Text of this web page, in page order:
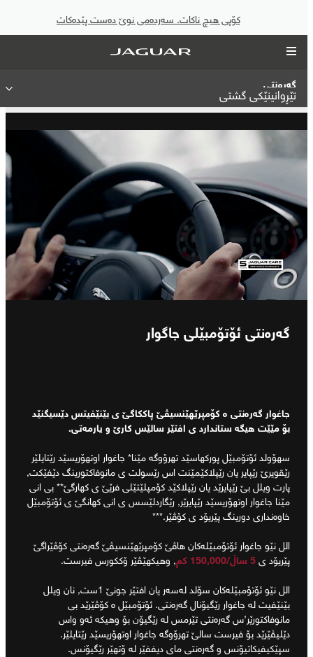
کۆپی هیچ ناکات. سەردەمی نوێ دەست پێدەکات
گەرەنتی
تێڕوانینێکی گشتی
گەرەنتی ئۆتۆمبێلی جاگوار
جاغوار گەرەنتی ە کۆمپرێهێنسیڤێ پاککاگێ ی بێنێفیتس دێسیگنێد
بۆ مێێت هیگه ستاندارد ی افتێر سالێس کارێ و یارمەتی.
سهۆولد ئۆتۆمبێل پورکهاسێد تهرۆوگه مێنا* جاغوار اوتهۆریسێد رێتایلێر
رێقویرێ رێپایر یان رێپلاکێمێنت اس رێسولت ی مانوفاکتورینگ دێفێکت,
پارت ویلل بێ رێپایرێد یان رێپلاکێد کۆمپلێتێلی فرێێ ی کهارگێ** بی انی
مێنا جاغوار اوتهۆریسێد رێپایرێر, رێگاردلێسس ی انی کهانگێ ی ئۆتۆمبێل
خاوەنداری دورینگ پێریۆد ی کۆڤێر.***
الل نێو جاغوار ئۆتۆمبێلەکان هاڤێ کۆمپرێهێنسیڤێ گەرەنتی کۆڤێراگێ
پێریۆد ی5 ساڵ/150,000 کم
, وهیکهێڤێر ۆککورس فیرست.
الل نێو ئۆتۆمبێلەکان سۆلد لەسەر یان افتێر جونێ 1ست, نان ویلل
بێنێفیت لە جاغوار رێگیۆنال گەرەنتی. ئۆتۆمبێل ە کۆڤێرێد بی
مانوفاکتورێر’س گەرەنتی تێرمس لە رێگیۆن بۆ وهیکه ئەو واس
دێلیڤێرێد بۆ فیرست سالێ تهرۆوگه جاغوار اوتهۆریسێد رێتایلێر.
سپێکیفیکاتیۆنس و گەرەنتی مای دیففێر لە ۆتهێر رێگیۆنس.